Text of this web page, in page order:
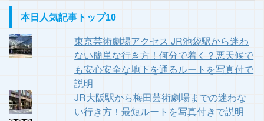
本日人気記事トップ10
東京芸術劇場アクセス JR池袋駅から迷わ
ない簡単な行き方！何分で着く？悪天候で
も安心安全な地下を通るルートを写真付で
説明
JR大阪駅から梅田芸術劇場までの迷わな
い行き方！最短ルートを写真付きで説明